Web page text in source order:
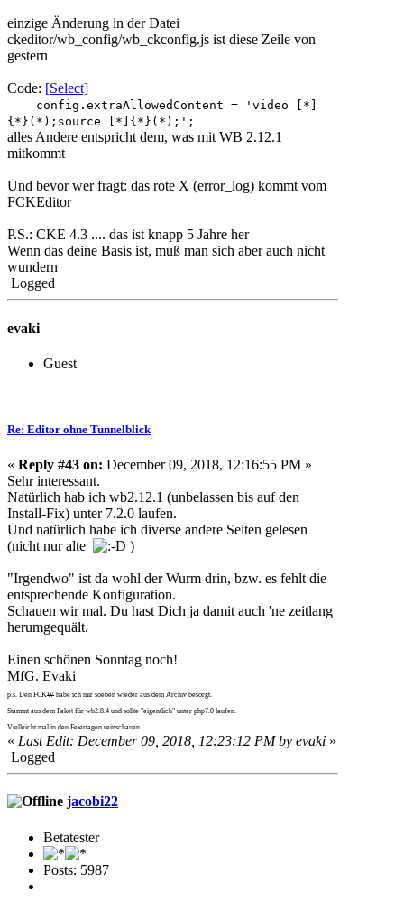
einzige Änderung in der Datei
ckeditor/wb_config/wb_ckconfig.js ist diese Zeile von
gestern
Code: [Select]
config.extraAllowedContent = 'video [*]
{*}(*);source [*]{*}(*);';
alles Andere entspricht dem, was mit WB 2.12.1
mitkommt
Und bevor wer fragt: das rote X (error_log) kommt vom
FCKEditor
P.S.: CKE 4.3 .... das ist knapp 5 Jahre her
Wenn das deine Basis ist, muß man sich aber auch nicht
wundern
Logged
evaki
Guest
Re: Editor ohne Tunnelblick
« Reply #43 on: December 09, 2018, 12:16:55 PM »
Sehr interessant.
Natürlich hab ich wb2.12.1 (unbelassen bis auf den
Install-Fix) unter 7.2.0 laufen.
Und natürlich habe ich diverse andere Seiten gelesen
(nicht nur alte
)
"Irgendwo" ist da wohl der Wurm drin, bzw. es fehlt die
entsprechende Konfiguration.
Schauen wir mal. Du hast Dich ja damit auch 'ne zeitlang
herumgequält.
Einen schönen Sonntag noch!
MfG. Evaki
p.s. Den FCKW habe ich mir soeben wieder aus dem Archiv besorgt.
Stammt aus dem Paket für wb2.8.4 und sollte "eigentlich" unter php7.0 laufen.
Vielleicht mal in den Feiertagen reinschauen.
« Last Edit: December 09, 2018, 12:23:12 PM by evaki »
Logged
jacobi22
Betatester
Posts: 5987